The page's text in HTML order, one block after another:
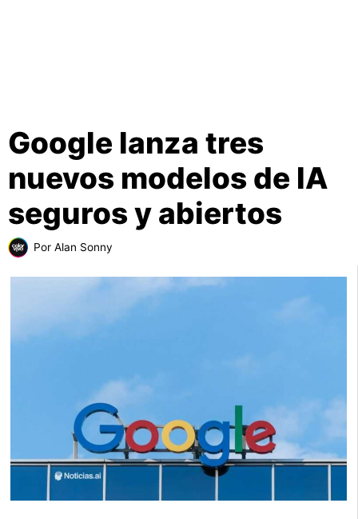
Google lanza tres
nuevos modelos de IA
seguros y abiertos
Por Alan Sonny